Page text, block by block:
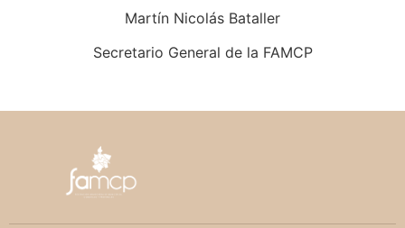
Martín Nicolás Bataller
Secretario General de la FAMCP